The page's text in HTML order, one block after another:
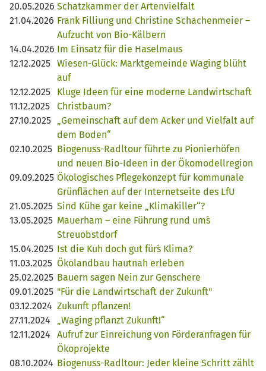
20.05.2026 Schatzkammer der Artenvielfalt
21.04.2026 Frank Filliung und Christine Schachenmeier –
Aufzucht von Bio-Kälbern
14.04.2026 Im Einsatz für die Haselmaus
12.12.2025 Wiesen-Glück: Marktgemeinde Waging blüht
auf
12.12.2025
Kluge Ideen für eine moderne Landwirtschaft
11.12.2025
Christbaum?
27.10.2025 „Gemeinschaft auf dem Acker und Vielfalt auf
dem Boden“
02.10.2025 Biogenuss-Radltour führte zu Pionierhöfen
und neuen Bio-Ideen in der Ökomodellregion
09.09.2025 Ökologisches Pflegekonzept für kommunale
Grünflächen auf der Internetseite des LfU
21.05.2025 Sind Kühe gar keine „Klimakiller“?
13.05.2025 Mauerham – eine Führung rund um´s
Streuobstdorf
15.04.2025 Ist die Kuh doch gut für´s Klima?
11.03.2025 Ökolandbau hautnah erleben
25.02.2025 Bauern sagen Nein zur Genschere
09.01.2025 "Für die Landwirtschaft der Zukunft"
03.12.2024 Zukunft pflanzen!
27.11.2024
„Waging pflanzt Zukunft!“
12.11.2024
Aufruf zur Einreichung von Förderanfragen für
Ökoprojekte
08.10.2024 Biogenuss-Radltour: Jeder kleine Schritt zählt